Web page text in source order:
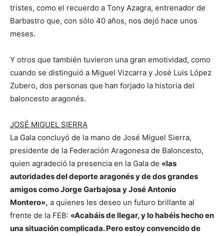
tristes, como el recuerdo a Tony Azagra, entrenador de
Barbastro que, con sólo 40 años, nos dejó hace unos
meses.
Y otros que también tuvieron una gran emotividad, como
cuando se distinguió a Miguel Vizcarra y José Luis López
Zubero, dos personas que han forjado la historia del
baloncesto aragonés.
JOSÉ MIGUEL SIERRA
La Gala concluyó de la mano de José Miguel Sierra,
presidente de la Federación Aragonesa de Baloncesto,
quien agradeció la presencia en la Gala de «las
autoridades del deporte aragonés y de dos grandes
amigos como Jorge Garbajosa y José Antonio
Montero», a quienes les deseo un futuro brillante al
frente de la FEB: «Acabáis de llegar, y lo habéis hecho en
una situación complicada. Pero estoy convencido de